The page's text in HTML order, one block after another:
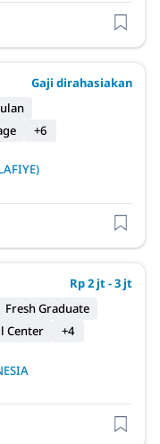
Gaji dirahasiakan
+6
Rp 2 jt - 3 jt
Fresh Graduate
Center +4